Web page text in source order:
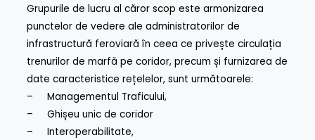
Grupurile de lucru al căror scop este armonizarea
punctelor de vedere ale administratorilor de
infrastructură feroviară în ceea ce privește circulația
trenurilor de marfă pe coridor, precum și furnizarea de
date caracteristice rețelelor, sunt următoarele:
– Managementul Traficului,
– Ghișeu unic de coridor
– Interoperabilitate,